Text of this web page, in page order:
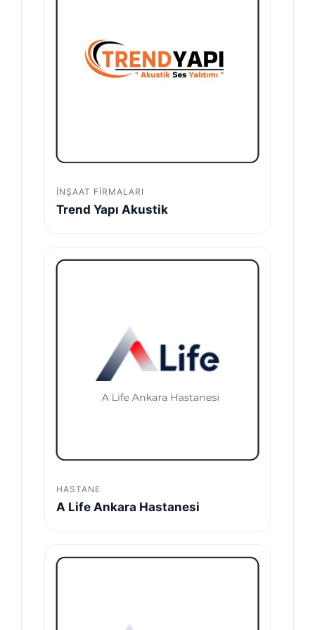
İNŞAAT FIRMALARI
Trend Yapı Akustik
HASTANE
A Life Ankara Hastanesi